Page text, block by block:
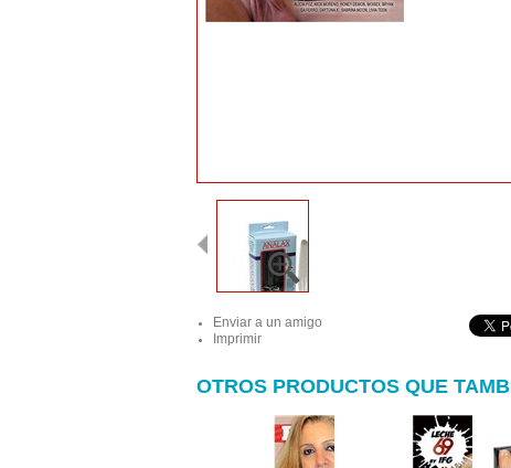
Enviar a un amigo
Imprimir
OTROS PRODUCTOS QUE